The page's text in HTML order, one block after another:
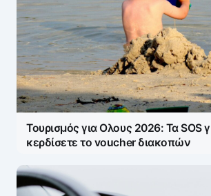
Τουρισμός για Ολους 2026: Τα SOS
κερδίσετε το voucher διακοπών